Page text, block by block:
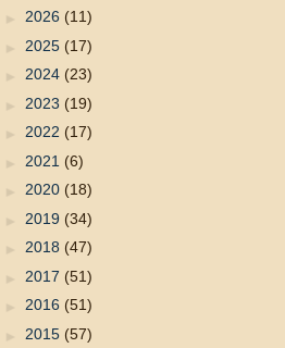
► 2026 (11)
► 2025 (17)
► 2024 (23)
► 2023 (19)
► 2022 (17)
► 2021 (6)
► 2020 (18)
► 2019 (34)
► 2018 (47)
► 2017 (51)
► 2016 (51)
► 2015 (57)